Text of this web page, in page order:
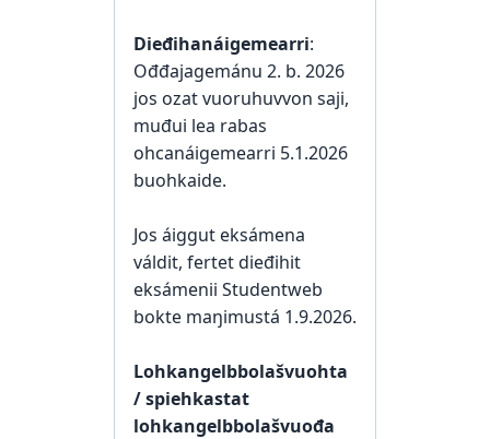
Dieđihanáigemearri:
Ođđajagemánu 2. b. 2026
jos ozat vuoruhuvvon saji,
muđui lea rabas
ohcanáigemearri 5.1.2026
buohkaide.
Jos áiggut eksámena
váldit, fertet dieđihit
eksámenii Studentweb
bokte maŋimustá 1.9.2026.
Lohkangelbbolašvuohta
/ spiehkastat
lohkangelbbolašvuođa